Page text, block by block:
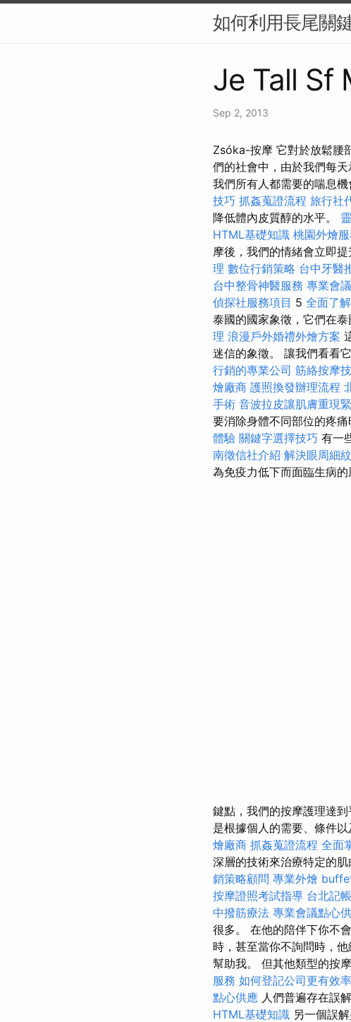
如何利用長尾關
Je Tall Sf
Sep 2, 2013
Zsóka-按摩 它對於放鬆腰
們的社會中，由於我們每
我們所有人都需要的喘息機
技巧 抓姦蒐證流程 旅行社
降低體內皮質醇的水平。
HTML基礎知識 桃園外燴
摩後，我們的情緒會立即
理 數位行銷策略 台中牙醫
台中整骨神醫服務 專業會
偵探社服務項目 5 全面了
泰國的國家象徵，它們在
理 浪漫戶外婚禮外燴方案
迷信的象徵。 讓我們看看
行銷的專業公司 筋絡按摩
燴廠商 護照換發辦理流程
手術 音波拉皮讓肌膚重現
要消除身體不同部位的疼
體驗 關鍵字選擇技巧 有一
南徵信社介紹 解決眼周細
為免疫力低下而面臨生病的
鍵點，我們的按摩護理達到
是根據個人的需要、條件
燴廠商 抓姦蒐證流程 全面
深層的技術來治療特定的肌
銷策略顧問 專業外燴
按摩證照考試指導 台北記
中撥筋療法 專業會議點心
很多。 在他的陪伴下你不
時，甚至當你不詢問時，
幫助我。 但其他類型的按
服務 如何登記公司更有效率
點心供應 人們普遍存在誤
HTML基礎知識 另一個誤